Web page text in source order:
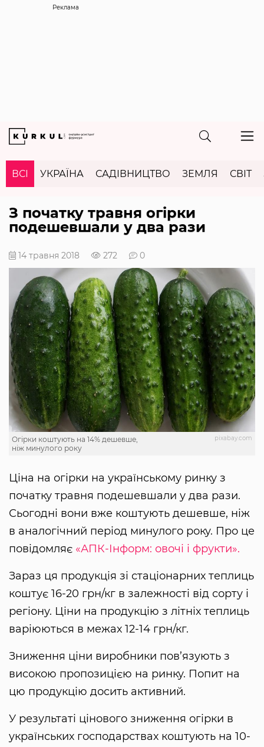
Реклама
ВСІ УКРАЇНА САДІВНИЦТВО ЗЕМЛЯ СВІТ
З початку травня огірки
подешевшали у два рази
14 травня 2018 272 0
pixabay.com
Огірки коштують на 14% дешевше,
ніж минулого року
Ціна на огірки на українському ринку з
початку травня подешевшали у два рази.
Сьогодні вони вже коштують дешевше, ніж
в аналогічний період минулого року. Про це
повідомляє «АПК-Інформ: овочі і фрукти».
Зараз ця продукція зі стаціонарних теплиць
коштує 16-20 грн/кг в залежності від сорту і
регіону. Ціни на продукцію з літніх теплиць
варіюються в межах 12-14 грн/кг.
Зниження ціни виробники пов’язують з
високою пропозицією на ринку. Попит на
цю продукцію досить активний.
У результаті цінового зниження огірки в
українських господарствах коштують на 10-